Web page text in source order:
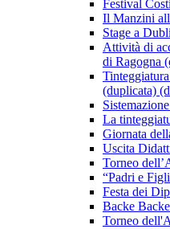
Festival
Il Manzini
Stage a
Attività di
di Ragogna
(duplicata)
La
Giornata
Uscita
Torneo
“Padri e
Festa dei
Backe
Torneo